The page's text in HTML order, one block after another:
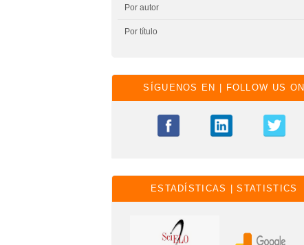
Por autor
Por título
SÍGUENOS EN | FOLLOW US ON
ESTADÍSTICAS | STATISTICS